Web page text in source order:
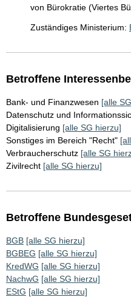
von Bürokratie (Viertes
Zuständiges Ministerium:
Betroffene
Bank- und Finanzwesen [alle
Datenschutz und
Digitalisierung [alle SG hierzu]
Sonstiges im Bereich "Recht"
Verbraucherschutz [alle SG
Zivilrecht [alle SG hierzu]
Betroffene
BGB [alle SG hierzu]
BGBEG [alle SG hierzu]
KredWG [alle SG hierzu]
NachwG [alle SG hierzu]
EStG [alle SG hierzu]